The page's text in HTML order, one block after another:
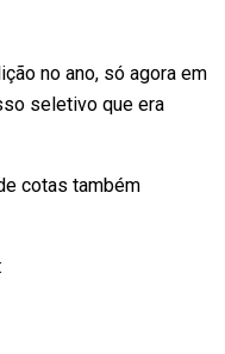
no ano, só agora em
seletivo que era
cotas também